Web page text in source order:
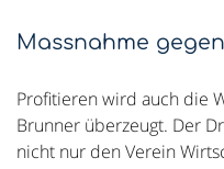
Massnahme
Profitieren wird auch die
Brunner überzeugt. Der
nicht nur den Verein